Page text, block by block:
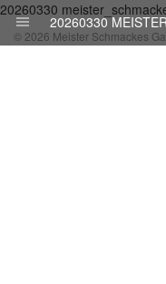
20260330
20260330
© 2026 Meister Schmackes